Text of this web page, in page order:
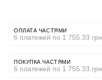
ОПЛАТА ЧАСТЯМИ
6 платежей по 1 755.33 грн
ПОКУПКА ЧАСТЯМИ
6 платежей по 1 755.33 грн